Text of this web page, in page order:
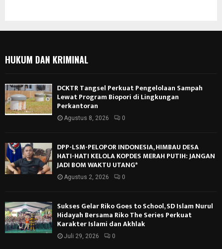
HUKUM DAN KRIMINAL
DCKTR Tangsel Perkuat Pengelolaan Sampah
Lewat Program Biopori di Lingkungan
Perkantoran
Agustus 8, 2026 0
DPP-LSM-PELOPOR INDONESIA, HIMBAU DESA
HATI-HATI KELOLA KOPDES MERAH PUTIH: JANGAN
JADI BOM WAKTU UTANG*
Agustus 2, 2026 0
Sukses Gelar Riko Goes to School, SD Islam Nurul
Hidayah Bersama Riko The Series Perkuat
Karakter Islami dan Akhlak
Juli 29, 2026 0